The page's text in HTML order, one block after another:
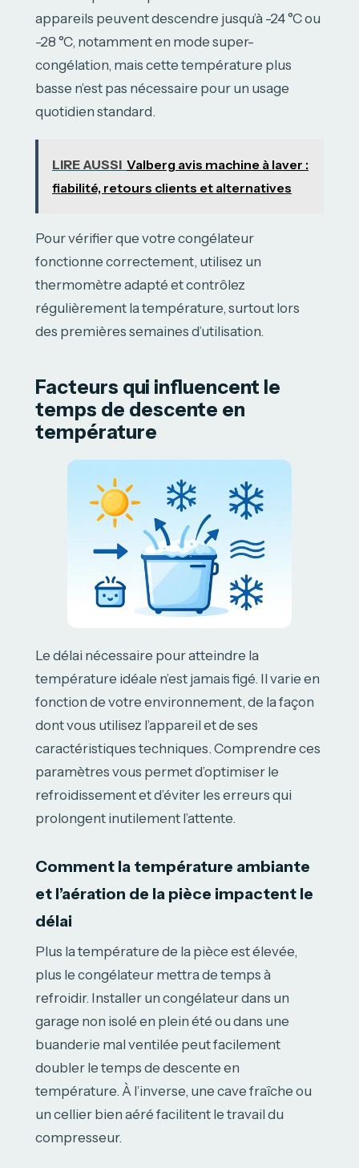
appareils peuvent descendre jusqu’à -24 °C ou
-28 °C, notamment en mode super-
congélation, mais cette température plus
basse n’est pas nécessaire pour un usage
quotidien standard.
LIRE AUSSI Valberg avis machine à laver :
fiabilité, retours clients et alternatives
Pour vérifier que votre congélateur
fonctionne correctement, utilisez un
thermomètre adapté et contrôlez
régulièrement la température, surtout lors
des premières semaines d’utilisation.
Facteurs qui influencent le
temps de descente en
température
Le délai nécessaire pour atteindre la
température idéale n’est jamais figé. Il varie en
fonction de votre environnement, de la façon
dont vous utilisez l’appareil et de ses
caractéristiques techniques. Comprendre ces
paramètres vous permet d’optimiser le
refroidissement et d’éviter les erreurs qui
prolongent inutilement l’attente.
Comment la température ambiante
et l’aération de la pièce impactent le
délai
Plus la température de la pièce est élevée,
plus le congélateur mettra de temps à
refroidir. Installer un congélateur dans un
garage non isolé en plein été ou dans une
buanderie mal ventilée peut facilement
doubler le temps de descente en
température. À l’inverse, une cave fraîche ou
un cellier bien aéré facilitent le travail du
compresseur.